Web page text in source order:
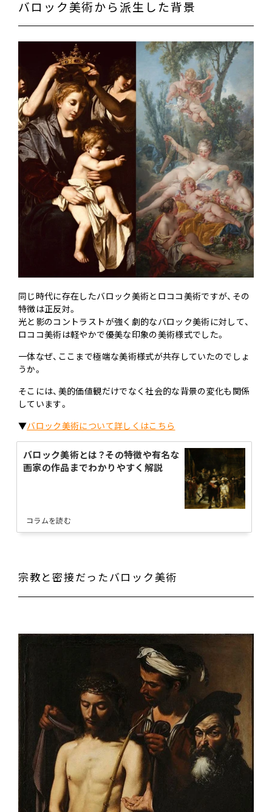
バロック美術から派生した背景
同じ時代に存在したバロック美術とロココ美術ですが、その
特徴は正反対。
光と影のコントラストが強く劇的なバロック美術に対して、
ロココ美術は軽やかで優美な印象の美術様式でした。
一体なぜ、ここまで極端な美術様式が共存していたのでしょ
うか。
そこには、美的価値観だけでなく社会的な背景の変化も関係
しています。
▼バロック美術について詳しくはこちら
バロック美術とは？その特徴や有名な
画家の作品までわかりやすく解説
コラムを読む
宗教と密接だったバロック美術